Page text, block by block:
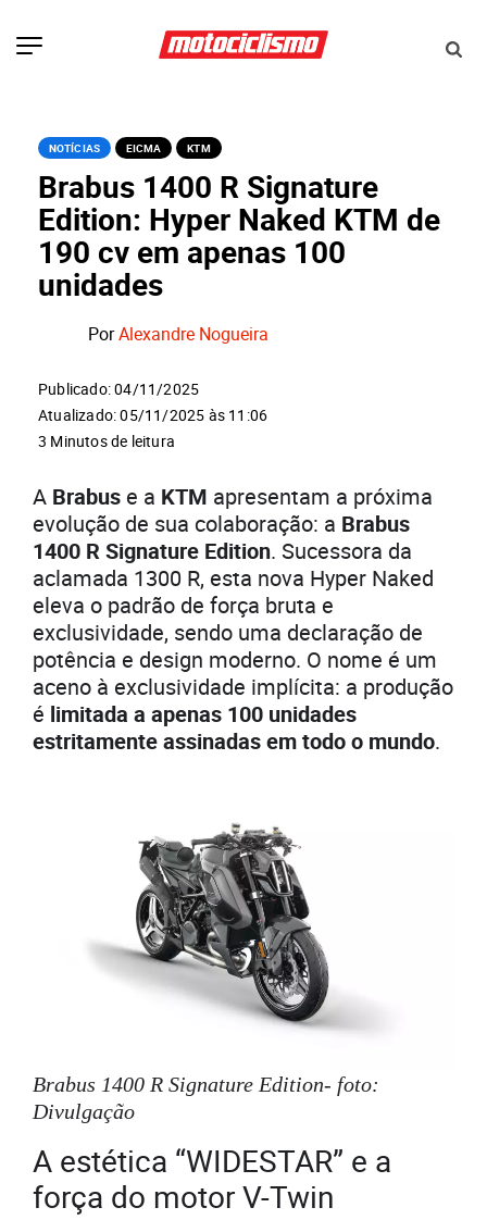
NOTÍCIAS EICMA KTM
Brabus 1400 R Signature
Edition: Hyper Naked KTM de
190 cv em apenas 100
unidades
PorAlexandre Nogueira
Publicado: 04/11/2025
Atualizado: 05/11/2025 às 11:06
3 Minutos de leitura
A Brabus e a KTM apresentam a próxima
evolução de sua colaboração: a Brabus
1400 R Signature Edition. Sucessora da
aclamada 1300 R, esta nova Hyper Naked
eleva o padrão de força bruta e
exclusividade, sendo uma declaração de
potência e design moderno. O nome é um
aceno à exclusividade implícita: a produção
é limitada a apenas 100 unidades
estritamente assinadas em todo o mundo.
Brabus 1400 R Signature Edition- foto:
Divulgação
A estética “WIDESTAR” e a
força do motor V-Twin